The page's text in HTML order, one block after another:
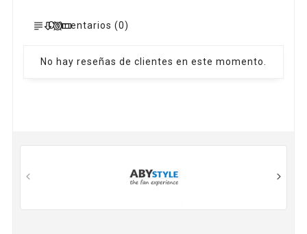
Comentarios (0)
No hay reseñas de clientes en este momento.